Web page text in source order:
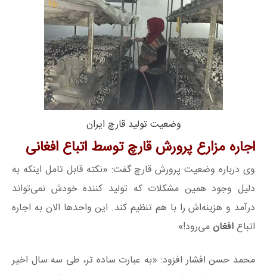
وضعیت تولید قارچ ایران
اجاره مزارع پرورش قارچ توسط اتباع افغانی
وی درباره وضعیت پرورش قارچ گفت: «نکته قابل تامل اینکه به
دلیل وجود همین مشکلات که تولید کننده خودش نمی‌تواند
درآمد و هزینه‌اش را با هم تنظیم کند. این واحدها الان به اجاره
اتباعافغانمی‌رود!»
محمد حسن افشار افزود: «به عبارت ساده تر، طی سه سال اخیر